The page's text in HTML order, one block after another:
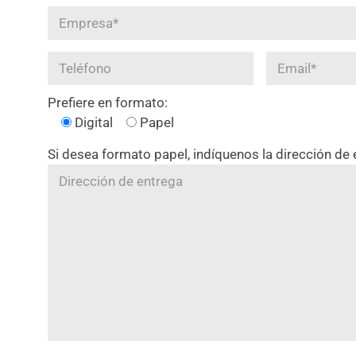
Prefiere en formato:
Digital
Papel
Si desea formato papel, indíquenos la dirección de